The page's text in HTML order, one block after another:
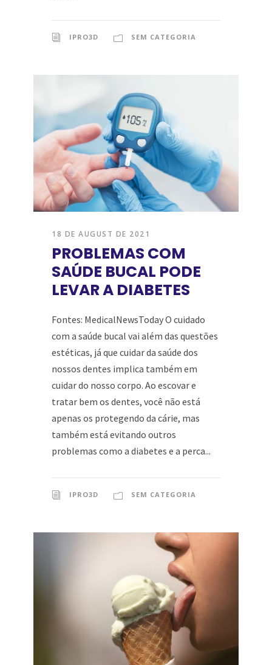
IPRO3D SEM CATEGORIA
18 DE AUGUST DE 2021
PROBLEMAS COM
SAÚDE BUCAL PODE
LEVAR A DIABETES
Fontes: MedicalNewsToday O cuidado
com a saúde bucal vai além das questões
estéticas, já que cuidar da saúde dos
nossos dentes implica também em
cuidar do nosso corpo. Ao escovar e
tratar bem os dentes, você não está
apenas os protegendo da cárie, mas
também está evitando outros
problemas como a diabetes e a perca...
IPRO3D SEM CATEGORIA